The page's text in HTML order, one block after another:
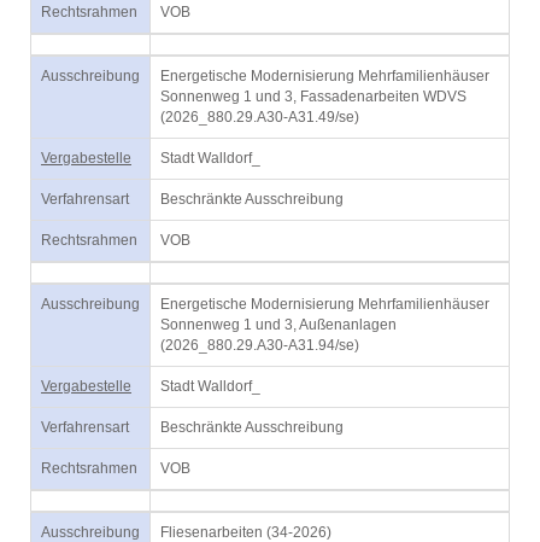
Rechtsrahmen VOB
Ausschreibung
Energetische Modernisierung Mehrfamilienhäuser
Sonnenweg 1 und 3, Fassadenarbeiten WDVS
(2026_880.29.A30-A31.49/se)
Vergabestelle Stadt Walldorf_
Verfahrensart Beschränkte Ausschreibung
Rechtsrahmen VOB
Ausschreibung
Energetische Modernisierung Mehrfamilienhäuser
Sonnenweg 1 und 3, Außenanlagen
(2026_880.29.A30-A31.94/se)
Vergabestelle Stadt Walldorf_
Verfahrensart Beschränkte Ausschreibung
Rechtsrahmen VOB
Ausschreibung Fliesenarbeiten (34-2026)